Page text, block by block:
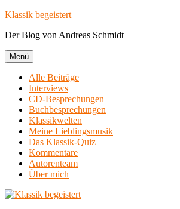
Zum
springen
Klassik begeistert
Der Blog von Andreas Schmidt
Menü
Alle Beiträge
Interviews
CD-Besprechungen
Buchbesprechungen
Klassikwelten
Meine Lieblingsmusik
Das Klassik-Quiz
Kommentare
Autorenteam
Über mich